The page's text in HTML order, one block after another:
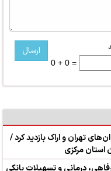
0 + 0 =
تهران و اراک بازدید کرد /
استان مرکزی